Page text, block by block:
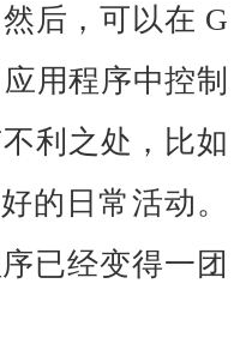
后，可以在 G
用程序中控制
利之处，比如
的日常活动。
已经变得一团